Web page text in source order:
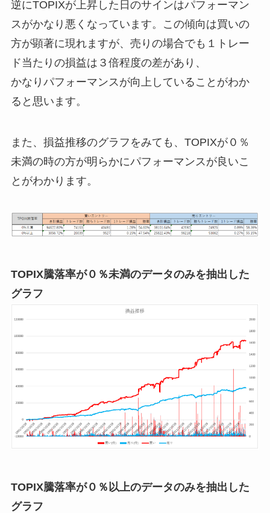
逆にTOPIXが上昇した日のサインはパフォーマン
スがかなり悪くなっています。この傾向は買いの
方が顕著に現れますが、売りの場合でも１トレー
ド当たりの損益は３倍程度の差があり、
かなりパフォーマンスが向上していることがわか
ると思います。
また、損益推移のグラフをみても、TOPIXが０％
未満の時の方が明らかにパフォーマンスが良いこ
とがわかります。
TOPIX騰落率が０％未満のデータのみを抽出した
グラフ
TOPIX騰落率が０％以上のデータのみを抽出した
グラフ